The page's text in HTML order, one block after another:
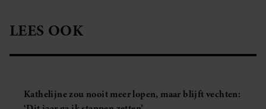
LEES OOK
Kathelijne zou nooit meer lopen, maar blijft vechten: